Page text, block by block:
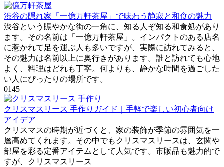
渋谷の隠れ家「一億万軒茶屋」で味わう静寂と和食の魅力
渋谷という賑やかな街の一角に、知る人ぞ知る和食処があり
ます。その名前は「一億万軒茶屋」。インパクトのある店名
に惹かれて足を運ぶ人も多いですが、実際に訪れてみると、
その魅力は名前以上に奥行きがあります。誰と訪れても心地
よく、料理はどれも丁寧。何よりも、静かな時間を過ごした
い人にぴったりの場所です。
0145
クリスマスリース 手作りガイド｜手軽で楽しい初心者向け
アイデア
クリスマスの時期が近づくと、家の装飾が季節の雰囲気を一
層高めてくれます。その中でもクリスマスリースは、玄関や
部屋を彩る定番アイテムとして人気です。市販品も魅力的で
すが、クリスマスリース